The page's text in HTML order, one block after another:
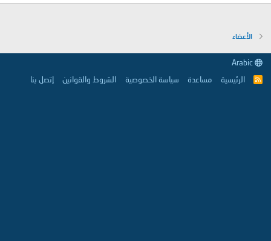
الأعضاء
R
الرئيسية مساعدة سياسة الخصوصية الشروط والقوانين إتصل بنا